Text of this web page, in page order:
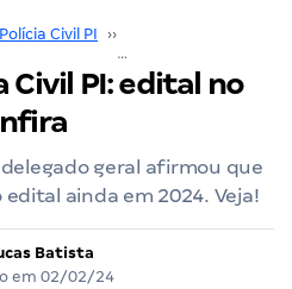
Polícia Civil PI ››
Civil PI: edital no
delegado geral afirmou que
ainda em 2024. Veja!
Batista
em 02/02/24